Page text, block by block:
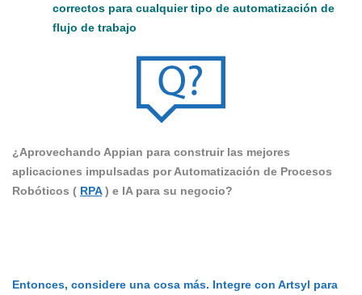
correctos para cualquier tipo de automatización de
flujo de trabajo
¿Aprovechando Appian para construir las mejores
aplicaciones impulsadas por Automatización de Procesos
Robóticos ( RPA) e IA para su negocio?
Entonces, considere una cosa más. Integre con Artsyl para